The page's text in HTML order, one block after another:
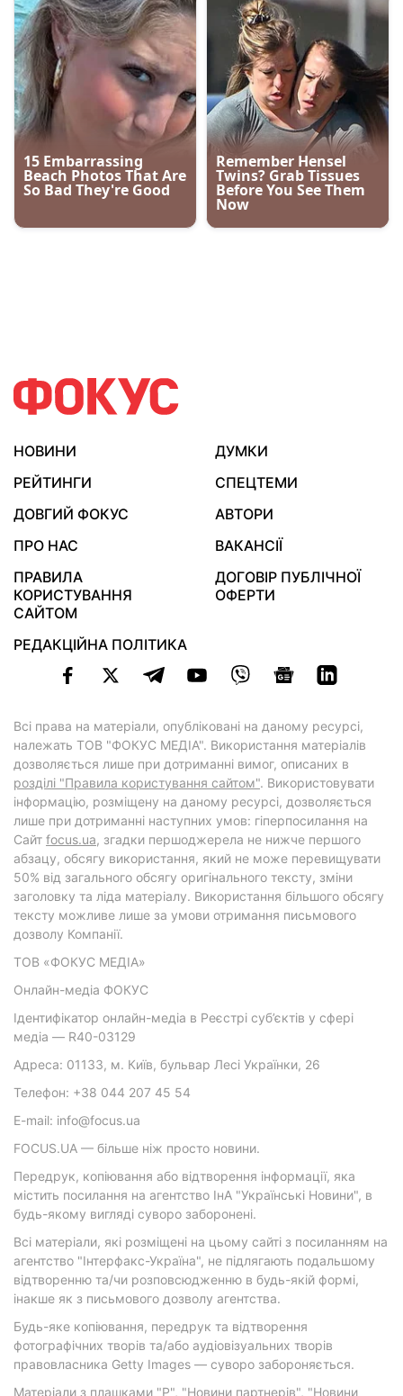
НОВИНИ
ДУМКИ
РЕЙТИНГИ
СПЕЦТЕМИ
ДОВГИЙ ФОКУС
АВТОРИ
ПРО НАС
ВАКАНСІЇ
ПРАВИЛА
КОРИСТУВАННЯ
САЙТОМ
ДОГОВІР ПУБЛІЧНОЇ
ОФЕРТИ
РЕДАКЦІЙНА ПОЛІТИКА
Всі права на матеріали, опубліковані на даному ресурсі,
належать ТОВ "ФОКУС МЕДІА". Використання матеріалів
дозволяється лише при дотриманні вимог, описаних в
розділі "Правила користування сайтом". Використовувати
інформацію, розміщену на даному ресурсі, дозволяється
лише при дотриманні наступних умов: гіперпосилання на
Cайт focus.ua, згадки першоджерела не нижче першого
абзацу, обсягу використання, який не може перевищувати
50% від загального обсягу оригінального тексту, зміни
заголовку та ліда матеріалу. Використання більшого обсягу
тексту можливе лише за умови отримання письмового
дозволу Компанії.
ТОВ «ФОКУС МЕДІА»
Онлайн-медіа ФОКУС
Ідентифікатор онлайн-медіа в Реєстрі суб’єктів у сфері
медіа — R40-03129
Адреса: 01133, м. Київ, бульвар Лесі Українки, 26
Телефон: +38 044 207 45 54
E-mail: info@focus.ua
FOCUS.UA — більше ніж просто новини.
Передрук, копіювання або відтворення інформації, яка
містить посилання на агентство ІнА "Українські Новини", в
будь-якому вигляді суворо заборонені.
Всі матеріали, які розміщені на цьому сайті з посиланням на
агентство "Інтерфакс-Україна", не підлягають подальшому
відтворенню та/чи розповсюдженню в будь-якій формі,
інакше як з письмового дозволу агентства.
Будь-яке копіювання, передрук та відтворення
фотографічних творів та/або аудіовізуальних творів
правовласника Getty Images — суворо забороняється.
Матеріали з плашками "Р", "Новини партнерів", "Новини